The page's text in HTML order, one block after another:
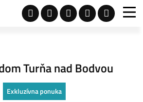
Turňa nad Bodvou
Exkluzívna ponuka